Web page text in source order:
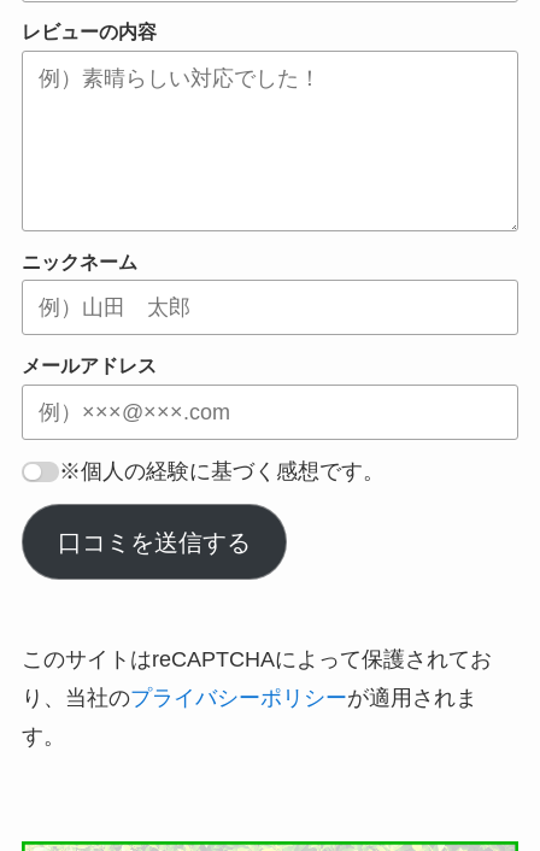
レビューの内容
ニックネーム
メールアドレス
※個人の経験に基づく感想です。
口コミを送信する
このサイトはreCAPTCHAによって保護されてお
り、当社のプライバシーポリシーが適用されま
す。